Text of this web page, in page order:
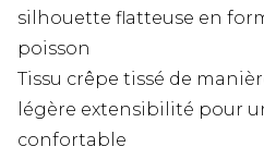
silhouette flatteuse en
poisson
Tissu crêpe tissé de
légère extensibilité pour
confortable